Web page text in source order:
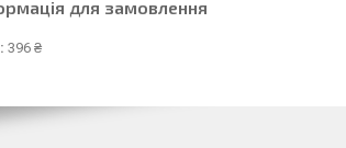
для замовлення
396 ₴